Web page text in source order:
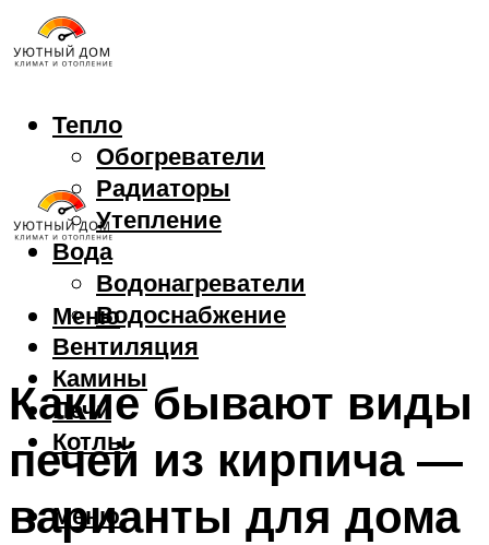
Тепло
Обогреватели
Радиаторы
Утепление
Вода
Водонагреватели
Водоснабжение
Вентиляция
Камины
Печи
Котлы
Меню
Меню
Какие бывают виды
печей из кирпича —
варианты для дома